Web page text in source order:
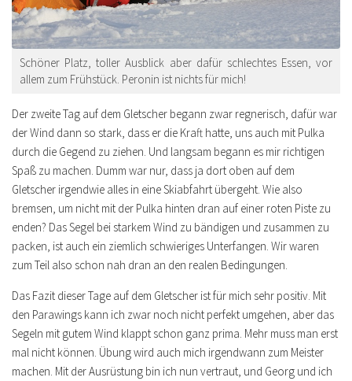
Schöner Platz, toller Ausblick aber dafür schlechtes Essen, vor
allem zum Frühstück. Peronin ist nichts für mich!
Der zweite Tag auf dem Gletscher begann zwar regnerisch, dafür war
der Wind dann so stark, dass er die Kraft hatte, uns auch mit Pulka
durch die Gegend zu ziehen. Und langsam begann es mir richtigen
Spaß zu machen. Dumm war nur, dass ja dort oben auf dem
Gletscher irgendwie alles in eine Skiabfahrt übergeht. Wie also
bremsen, um nicht mit der Pulka hinten dran auf einer roten Piste zu
enden? Das Segel bei starkem Wind zu bändigen und zusammen zu
packen, ist auch ein ziemlich schwieriges Unterfangen. Wir waren
zum Teil also schon nah dran an den realen Bedingungen.
Das Fazit dieser Tage auf dem Gletscher ist für mich sehr positiv. Mit
den Parawings kann ich zwar noch nicht perfekt umgehen, aber das
Segeln mit gutem Wind klappt schon ganz prima. Mehr muss man erst
mal nicht können. Übung wird auch mich irgendwann zum Meister
machen. Mit der Ausrüstung bin ich nun vertraut, und Georg und ich